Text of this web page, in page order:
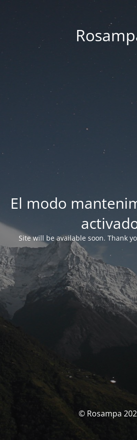
El modo
Site will be available soon. Thank
© Rosampa